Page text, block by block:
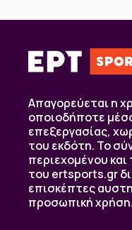
Απαγορεύεται η
οποιοδήποτε
επεξεργασίας,
του εκδότη. Το
περιεχομένου
του ertsports.gr
επισκέπτες
προσωπική χρήση.